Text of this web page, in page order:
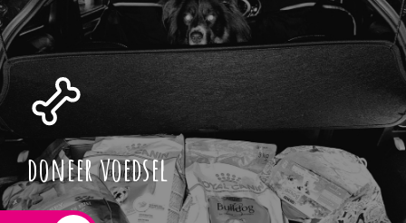
doneer voedsel